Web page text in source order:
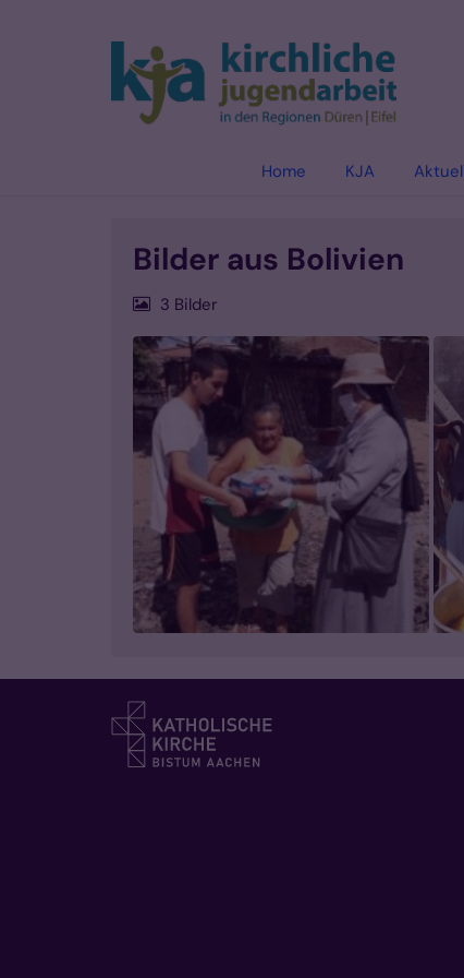
Home KJA
Bilder aus Bolivien
3 Bilder